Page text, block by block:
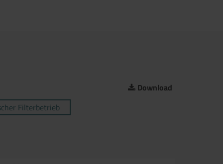
Download
Filterbetrieb